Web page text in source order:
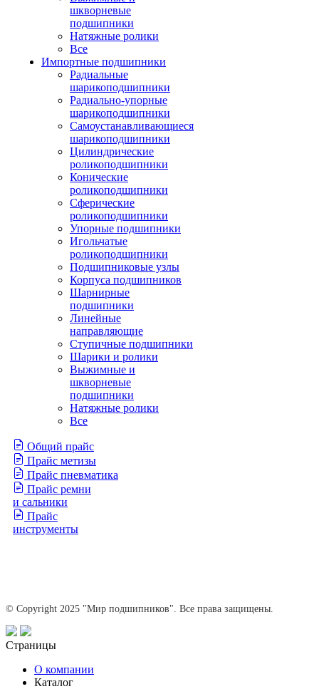
шкворневые
подшипники
Натяжные ролики
Все
Импортные подшипники
Радиальные
шарикоподшипники
Радиально-упорные
шарикоподшипники
Самоустанавливающиеся
шарикоподшипники
Цилиндрические
роликоподшипники
Конические
роликоподшипники
Сферические
роликоподшипники
Упорные подшипники
Игольчатые
роликоподшипники
Подшипниковые узлы
Корпуса подшипников
Шарнирные
подшипники
Линейные
направляющие
Ступичные подшипники
Шарики и ролики
Выжимные и
шкворневые
подшипники
Натяжные ролики
Все
Общий прайс
Прайс метизы
Прайс пневматика
Прайс ремни
и сальники
Прайс
инструменты
© Copyright 2025 "Мир подшипников". Все права защищены.
Страницы
О компании
Каталог